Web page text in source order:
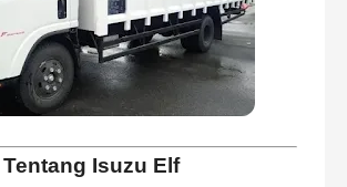
Isuzu Elf